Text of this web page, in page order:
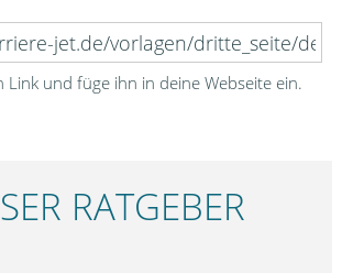
Link und füge ihn in deine Webseite ein.
RATGEBER